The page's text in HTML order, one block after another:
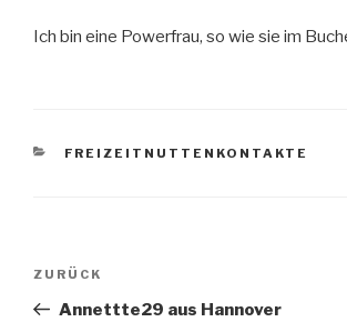
Ich bin eine Powerfrau, so wie sie im
KATEGORIEN
FREIZEITNUTTENKONTAKTE
Beitragsnavigation
Vorheriger
Beitrag
ZURÜCK
Annettte29 aus Hannover